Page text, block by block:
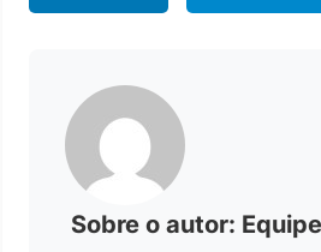
Sobre o autor: